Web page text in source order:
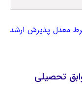
معدل پذیرش ارشد
تحصیلی